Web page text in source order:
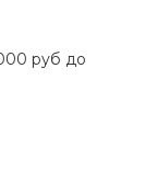
руб до